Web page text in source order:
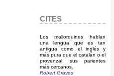
CITES
Los mallorquines hablan
una lengua que es tan
antigua como el inglés y
más pura que el catalán o el
provenzal, sus parientes
más cercanos.
Robert Graves